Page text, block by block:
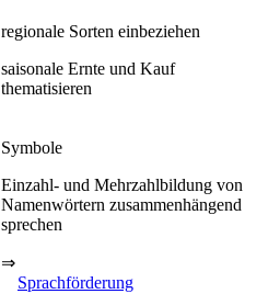
regionale Sorten einbeziehen
saisonale Ernte und Kauf
thematisieren
Symbole
Einzahl- und Mehrzahlbildung von
Namenwörtern zusammenhängend
sprechen
⇒
Sprachförderung